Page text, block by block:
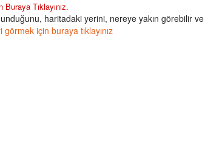
Tıklayınız.
haritadaki yerini, nereye yakın görebilir
için buraya tıklayınız